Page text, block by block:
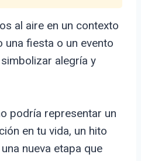
al aire en un contexto
una fiesta o un evento
alegría y
podría representar un
en tu vida, un hito
nueva etapa que